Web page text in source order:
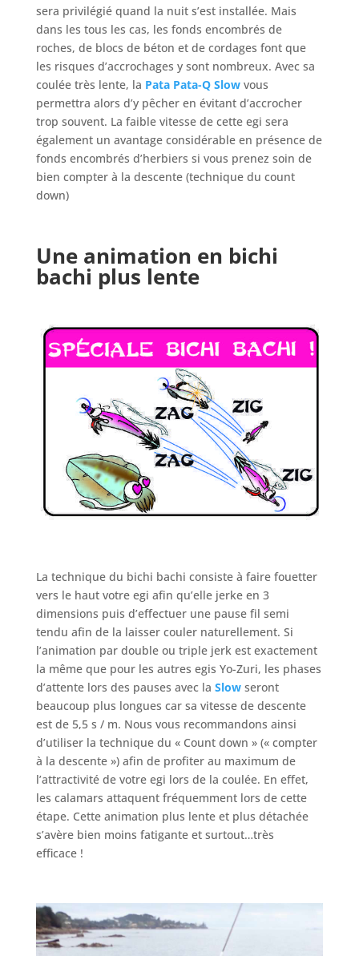
sera privilégié quand la nuit s’est installée. Mais
dans les tous les cas, les fonds encombrés de
roches, de blocs de béton et de cordages font que
les risques d’accrochages y sont nombreux. Avec sa
coulée très lente, la Pata Pata-Q Slow vous
permettra alors d’y pêcher en évitant d’accrocher
trop souvent. La faible vitesse de cette egi sera
également un avantage considérable en présence de
fonds encombrés d’herbiers si vous prenez soin de
bien compter à la descente (technique du count
down)
Une animation en bichi
bachi plus lente
La technique du bichi bachi consiste à faire fouetter
vers le haut votre egi afin qu’elle jerke en 3
dimensions puis d’effectuer une pause fil semi
tendu afin de la laisser couler naturellement. Si
l’animation par double ou triple jerk est exactement
la même que pour les autres egis Yo-Zuri, les phases
d’attente lors des pauses avec la Slowseront
beaucoup plus longues car sa vitesse de descente
est de 5,5 s / m. Nous vous recommandons ainsi
d’utiliser la technique du « Count down » (« compter
à la descente ») afin de profiter au maximum de
l’attractivité de votre egi lors de la coulée. En effet,
les calamars attaquent fréquemment lors de cette
étape. Cette animation plus lente et plus détachée
s’avère bien moins fatigante et surtout…très
efficace !